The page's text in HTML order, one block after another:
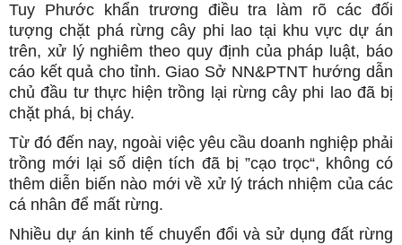
Tuy Phước khẩn trương điều tra làm rõ các đối
tượng chặt phá rừng cây phi lao tại khu vực dự án
trên, xử lý nghiêm theo quy định của pháp luật, báo
cáo kết quả cho tỉnh. Giao Sở NN&PTNT hướng dẫn
chủ đầu tư thực hiện trồng lại rừng cây phi lao đã bị
chặt phá, bị cháy.
Từ đó đến nay, ngoài việc yêu cầu doanh nghiệp phải
trồng mới lại số diện tích đã bị ”cạo trọc“, không có
thêm diễn biến nào mới về xử lý trách nhiệm của các
cá nhân để mất rừng.
Nhiều dự án kinh tế chuyển đổi và sử dụng đất rừng